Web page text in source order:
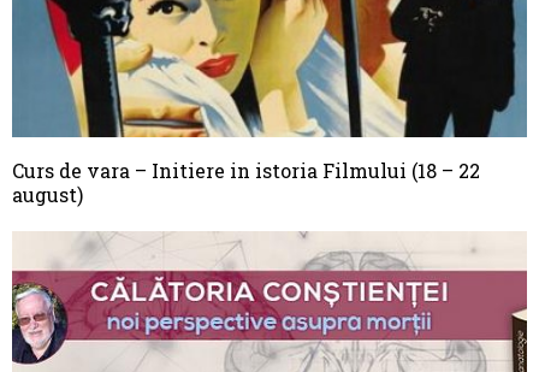
Curs de vara – Initiere in istoria Filmului (18 – 22
august)